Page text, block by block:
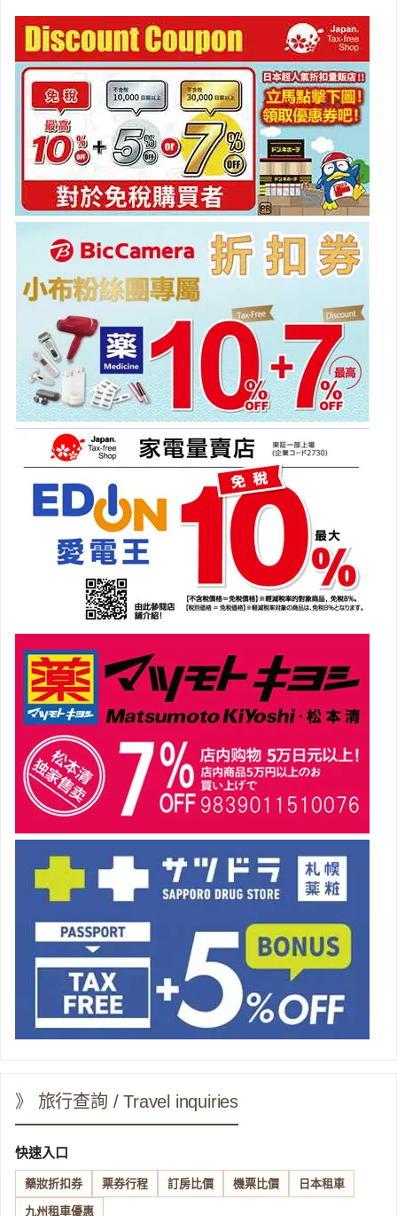
》 旅行查詢 / Travel inquiries
快速入口
藥妝折扣券 票券行程 訂房比價 機票比價 日本租車
九州租車優惠